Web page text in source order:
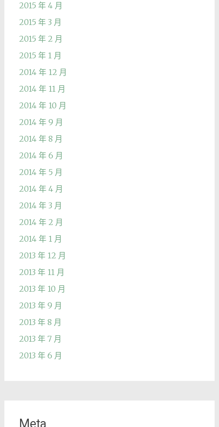
2015 年 4 月
2015 年 3 月
2015 年 2 月
2015 年 1 月
2014 年 12 月
2014 年 11 月
2014 年 10 月
2014 年 9 月
2014 年 8 月
2014 年 6 月
2014 年 5 月
2014 年 4 月
2014 年 3 月
2014 年 2 月
2014 年 1 月
2013 年 12 月
2013 年 11 月
2013 年 10 月
2013 年 9 月
2013 年 8 月
2013 年 7 月
2013 年 6 月
Meta